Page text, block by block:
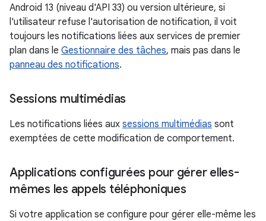
Android 13 (niveau d'API 33) ou version ultérieure, si
l'utilisateur refuse l'autorisation de notification, il voit
toujours les notifications liées aux services de premier
plan dans le Gestionnaire des tâches, mais pas dans le
panneau des notifications.
Sessions multimédias
Les notifications liées aux sessions multimédias sont
exemptées de cette modification de comportement.
Applications configurées pour gérer elles-
mêmes les appels téléphoniques
Si votre application se configure pour gérer elle-même les